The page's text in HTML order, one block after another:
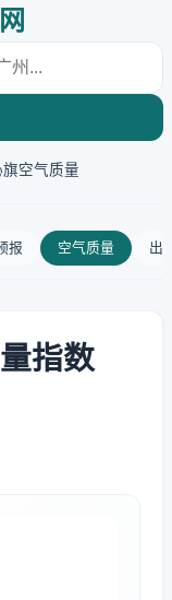
空气质量
报 空气质量 出
指数